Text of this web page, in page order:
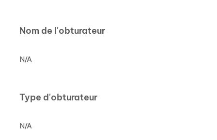
Nom de l'obturateur
N/A
Type d'obturateur
N/A